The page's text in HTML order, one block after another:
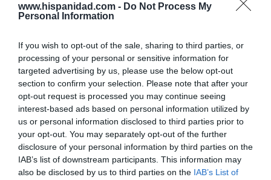
www.hispanidad.com - Do Not Process My
Personal Information
If you wish to opt-out of the sale, sharing to third parties, or
processing of your personal or sensitive information for
targeted advertising by us, please use the below opt-out
section to confirm your selection. Please note that after your
opt-out request is processed you may continue seeing
interest-based ads based on personal information utilized by
us or personal information disclosed to third parties prior to
your opt-out. You may separately opt-out of the further
disclosure of your personal information by third parties on the
IAB’s list of downstream participants. This information may
also be disclosed by us to third parties on the IAB’s List of
cristiano"
Artículos anteriores
DIARIO DE LA CORRUPCIÓN SANCHISTA
Diario de la corrupción sanchista. La
Audiencia Nacional prorroga seis meses la
investigación del caso Koldo, ante el
ingente material incautado por la UCO
por Redacción